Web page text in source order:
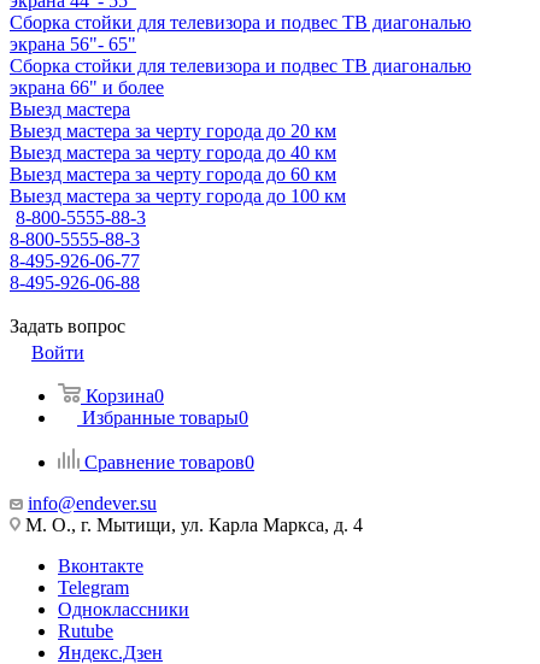
Сборка стойки для телевизора и подвес ТВ диагональю
экрана 56"- 65"
Сборка стойки для телевизора и подвес ТВ диагональю
экрана 66" и более
Выезд мастера
Выезд мастера за черту города до 20 км
Выезд мастера за черту города до 40 км
Выезд мастера за черту города до 60 км
Выезд мастера за черту города до 100 км
8-800-5555-88-3
8-800-5555-88-3
8-495-926-06-77
8-495-926-06-88
Задать вопрос
Войти
Корзина0
Избранные товары0
Сравнение товаров0
info@endever.su
М. О., г. Мытищи, ул. Карла Маркса, д. 4
Вконтакте
Telegram
Одноклассники
Rutube
Яндекс.Дзен